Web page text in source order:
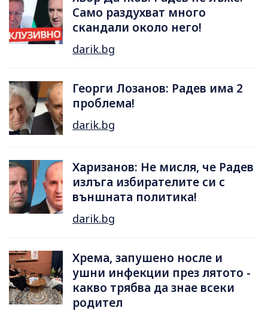
Само раздухват много
скандали около него!
darik.bg
Георги Лозанов: Радев има 2
проблема!
darik.bg
Харизанов: Не мисля, че Радев
излъга избирателите си с
външната политика!
darik.bg
Хрема, запушено носле и
ушни инфекции през лятотo -
какво трябва да знае всеки
родител